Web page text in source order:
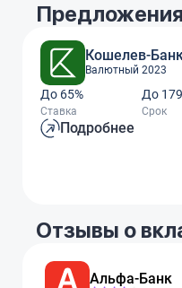
Кошелев-
Валютный 2023
До 65%
Ставка
До
Срок
Подробнее
Отзывы о
Альфа-Банк